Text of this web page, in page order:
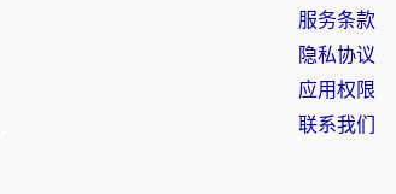
服务条款
隐私协议
应用权限
联系我们